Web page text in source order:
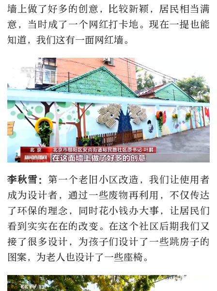
墙上做了好多的创意，比较新颖，居民相当满
意，当时成了一个网红打卡地。现在一提也能
知道，我们这有一面网红墙。
李秋雪： 第一个老旧小区改造，我们让使用者
成为设计者，通过一些废物再利用，不仅传达
了环保的理念，同时花小钱办大事，让居民们
看到实实在在的改变。在这个社区后期我们又
接了很多设计，为孩子们设计了一些跳房子的
图案，为老人也设计了一些座椅。